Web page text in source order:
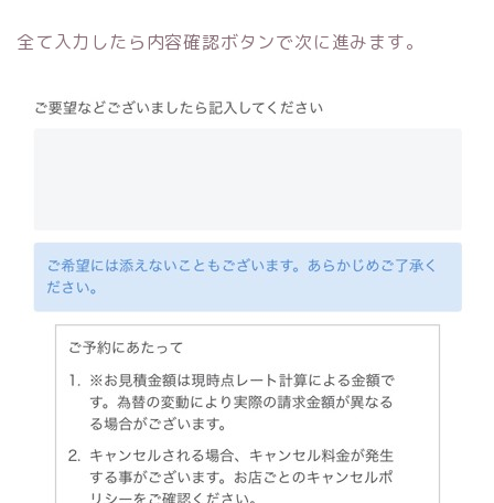
全て入力したら内容確認ボタンで次に進みます。